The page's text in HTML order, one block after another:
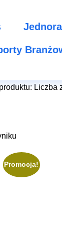
Liczba
Promocja!